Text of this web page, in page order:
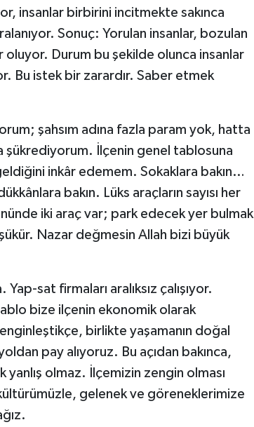
insanlar birbirini incitmekte sakınca
Sonuç: Yorulan insanlar, bozulan
oluyor. Durum bu şekilde olunca insanlar
Bu istek bir zarardır. Saber etmek
şahsım adına fazla param yok, hatta
şükrediyorum. İlçenin genel tablosuna
inkâr edemem. Sokaklara bakın…
bakın. Lüks araçların sayısı her
iki araç var; park edecek yer bulmak
Nazar değmesin Allah bizi büyük
Yap-sat firmaları aralıksız çalışıyor.
bize ilçenin ekonomik olarak
birlikte yaşamanın doğal
pay alıyoruz. Bu açıdan bakınca,
olmaz. İlçemizin zengin olması
gelenek ve göreneklerimize